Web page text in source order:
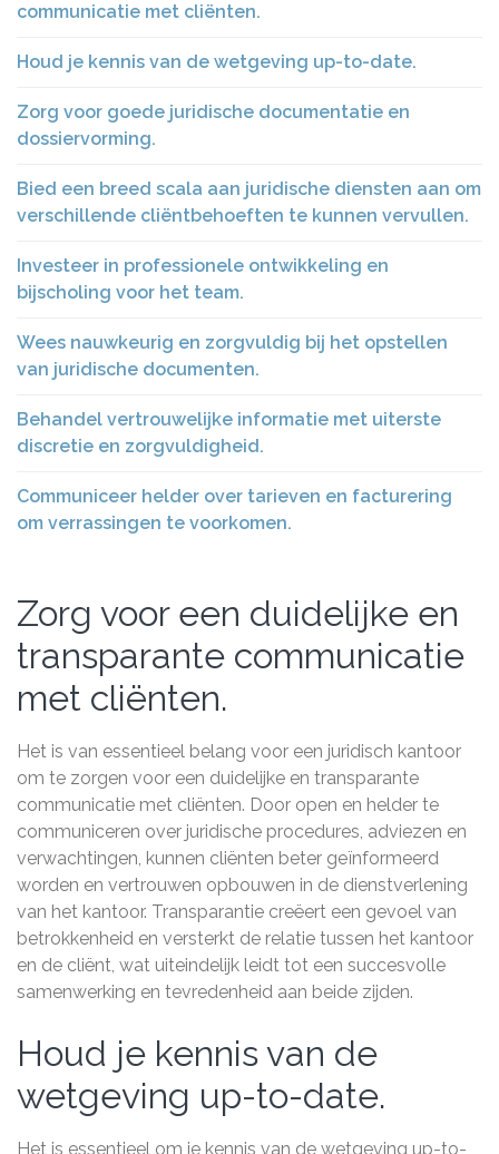
communicatie met cliënten.
Houd je kennis van de wetgeving up-to-date.
Zorg voor goede juridische documentatie en
dossiervorming.
Bied een breed scala aan juridische diensten aan om
verschillende cliëntbehoeften te kunnen vervullen.
Investeer in professionele ontwikkeling en
bijscholing voor het team.
Wees nauwkeurig en zorgvuldig bij het opstellen
van juridische documenten.
Behandel vertrouwelijke informatie met uiterste
discretie en zorgvuldigheid.
Communiceer helder over tarieven en facturering
om verrassingen te voorkomen.
Zorg voor een duidelijke en
transparante communicatie
met cliënten.
Het is van essentieel belang voor een juridisch kantoor
om te zorgen voor een duidelijke en transparante
communicatie met cliënten. Door open en helder te
communiceren over juridische procedures, adviezen en
verwachtingen, kunnen cliënten beter geïnformeerd
worden en vertrouwen opbouwen in de dienstverlening
van het kantoor. Transparantie creëert een gevoel van
betrokkenheid en versterkt de relatie tussen het kantoor
en de cliënt, wat uiteindelijk leidt tot een succesvolle
samenwerking en tevredenheid aan beide zijden.
Houd je kennis van de
wetgeving up-to-date.
Het is essentieel om je kennis van de wetgeving up-to-